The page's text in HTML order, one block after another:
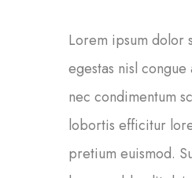
Lorem ipsum dolor
egestas nisl
nec condimentum
lobortis efficitur
pretium euismod.